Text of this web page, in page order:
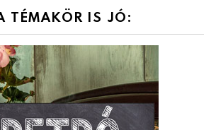
TÉMAKÖR IS JÓ: